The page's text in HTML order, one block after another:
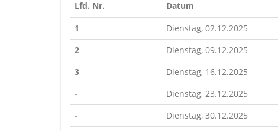
Lfd. Nr. Datum
1
Dienstag, 02.12.2025
2
Dienstag, 09.12.2025
3
Dienstag, 16.12.2025
-
Dienstag, 23.12.2025
-
Dienstag, 30.12.2025